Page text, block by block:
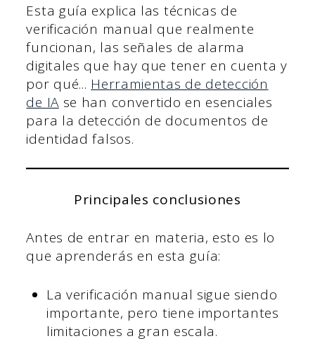
Esta guía explica las técnicas de
verificación manual que realmente
funcionan, las señales de alarma
digitales que hay que tener en cuenta y
por qué... Herramientas de detección
de IAse han convertido en esenciales
para la detección de documentos de
identidad falsos.
Principales conclusiones
Antes de entrar en materia, esto es lo
que aprenderás en esta guía:
La verificación manual sigue siendo
importante, pero tiene importantes
limitaciones a gran escala.